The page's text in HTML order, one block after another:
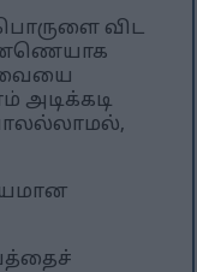
விட
அடிக்கடி